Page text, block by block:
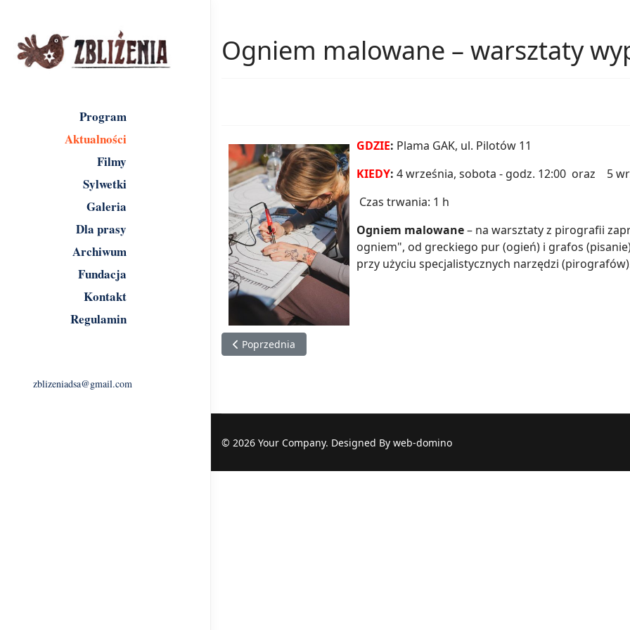
Program
Aktualności
Filmy
Sylwetki
Galeria
Dla prasy
Archiwum
Fundacja
Kontakt
Regulamin
zblizeniadsa@gmail.com
Ogniem malowane – warsztaty
GDZIE: Plama GAK, ul. Pilotów 11
KIEDY: 4 września, sobota - godz. 12:00 oraz 5
Czas trwania: 1 h
Ogniem malowane– na warsztaty z pirografii
ogniem", od greckiego pur (ogień) i grafos
przy użyciu specjalistycznych narzędzi
Poprzednia strona: Gdańskie Żydówki | spacer herstoryczny
Poprzednia
© 2026 Your Company. Designed By web-domino